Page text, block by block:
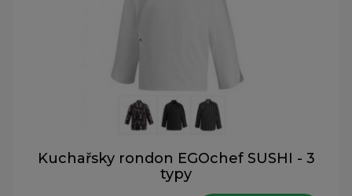
Kuchařsky rondon EGOchef SUSHI - 3
typy